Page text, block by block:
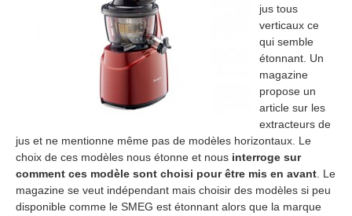
jus tous
verticaux ce
qui semble
étonnant. Un
magazine
propose un
article sur les
extracteurs de
jus et ne mentionne même pas de modèles horizontaux. Le
choix de ces modèles nous étonne et nous interroge sur
comment ces modèle sont choisi pour être mis en avant . Le
magazine se veut indépendant mais choisir des modèles si peu
disponible comme le SMEG est étonnant alors que la marque